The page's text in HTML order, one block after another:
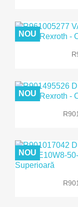
NOU
NOU
NOU